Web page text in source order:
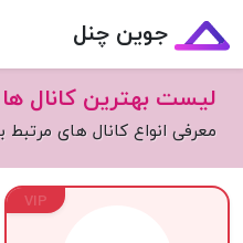
جوین چنل
لیست بهترین کانال
معرفی انواع کانال های
VIP